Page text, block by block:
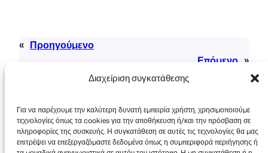
Διαχείριση συγκατάθεσης
Για να παρέχουμε την καλύτερη δυνατή εμπειρία χρήστη, χρησιμοποιούμε
τεχνολογίες όπως τα cookies για την αποθήκευση ή/και την πρόσβαση σε
πληροφορίες της συσκευής. Η συγκατάθεση σε αυτές τις τεχνολογίες θα μας
επιτρέψει να επεξεργαζόμαστε δεδομένα όπως η συμπεριφορά περιήγησης ή
« Προηγούμενο
Επόμενο »